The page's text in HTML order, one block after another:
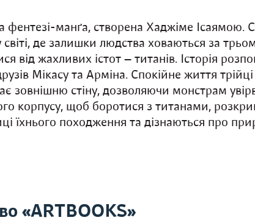
фентезі-манґа, створена Хаджіме Ісаямою.
світі, де залишки людства ховаються за
від жахливих істот — титанів. Історія
Мікасу та Арміна. Спокійне життя
зовнішню стіну, дозволяючи монстрам
корпусу, щоб боротися з титанами,
їхнього походження та дізнаються про
«ARTBOOKS»